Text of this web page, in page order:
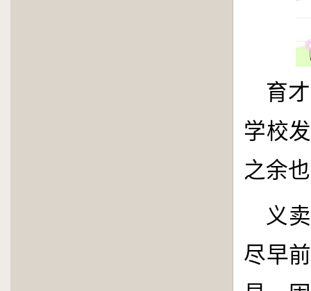
育
学校
之余
义
尽早